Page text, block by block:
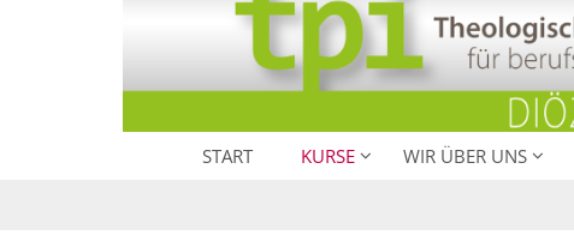
START KURSE WIR ÜBER UNS